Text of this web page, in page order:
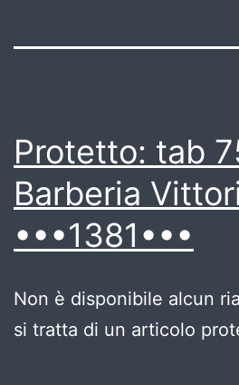
Protetto: tab
Barberia
•••1381•••
Non è disponibile alcun
si tratta di un articolo